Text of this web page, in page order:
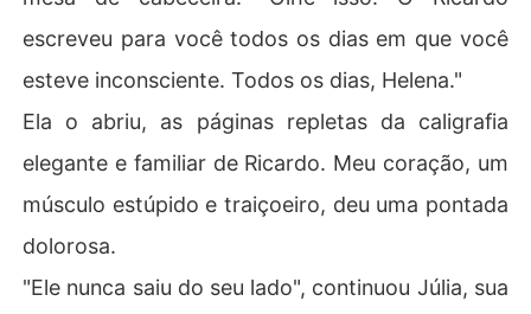
escreveu para você todos os dias em que você
esteve inconsciente. Todos os dias, Helena."
Ela o abriu, as páginas repletas da caligrafia
elegante e familiar de Ricardo. Meu coração, um
músculo estúpido e traiçoeiro, deu uma pontada
dolorosa.
"Ele nunca saiu do seu lado", continuou Júlia, sua